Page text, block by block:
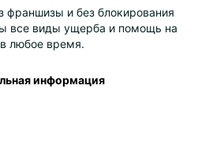
франшизы и без блокирования
все виды ущерба и помощь на
любое время.
информация